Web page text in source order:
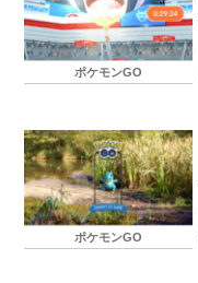
ポケモンGO
ポケモンGO